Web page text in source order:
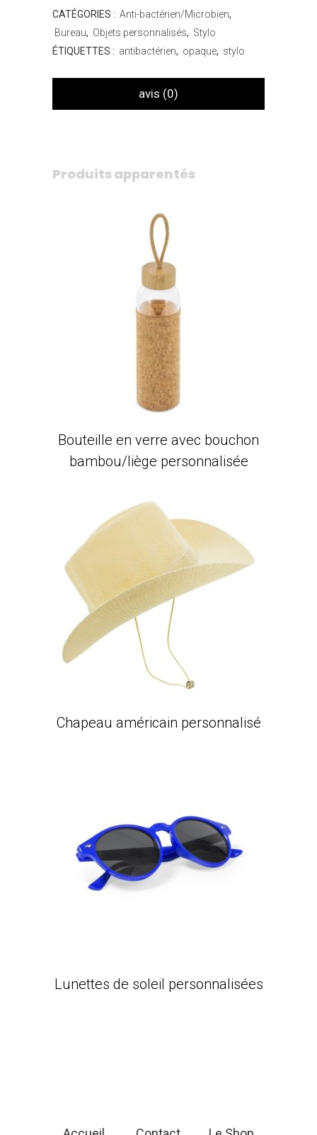
CATÉGORIES : Anti-bactérien/Microbien,
Bureau, Objets personnalisés, Stylo
ÉTIQUETTES : antibactérien, opaque, stylo
avis (0)
Produits apparentés
Bouteille en verre avec bouchon
bambou/liège personnalisée
Chapeau américain personnalisé
Lunettes de soleil personnalisées